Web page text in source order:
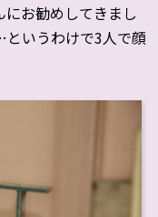
お勧めしてきまし
いうわけで3人で顔